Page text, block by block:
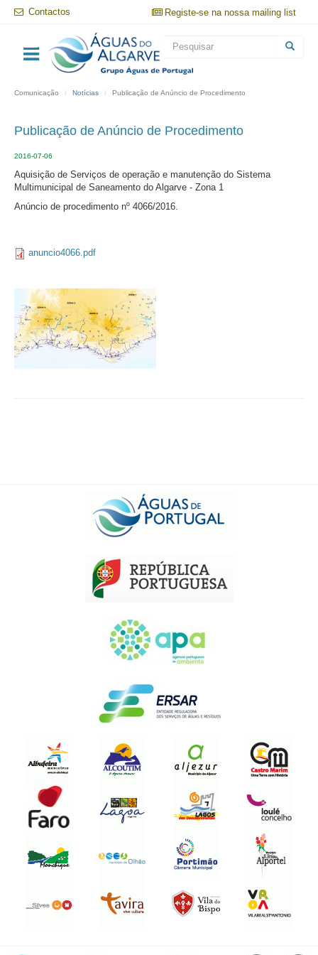
Passar
para
conteúdo
principal
Contactos Registe-se na nossa mailing list
Formulário
de
pesquisa
Pesquisar
Comunicação Notícias Publicação de Anúncio de Procedimento
Publicação de Anúncio de Procedimento
2016-07-06
Aquisição de Serviços de operação e manutenção do Sistema
Multimunicipal de Saneamento do Algarve - Zona 1
Anúncio de procedimento nº 4066/2016.
anuncio4066.pdf